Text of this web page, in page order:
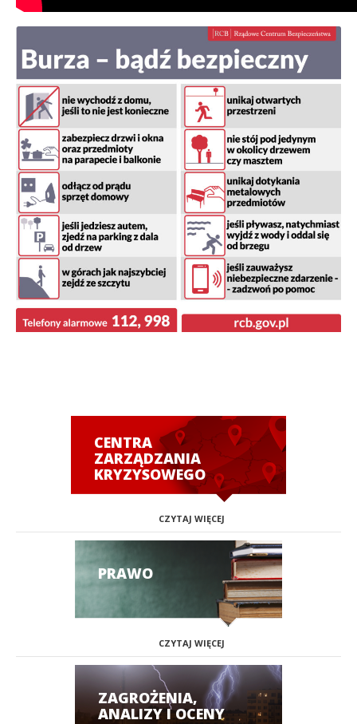
CENTRA
ZARZĄDZANIA
KRYZYSOWEGO
CZYTAJ WIĘCEJ
PRAWO
CZYTAJ WIĘCEJ
ZAGROŻENIA,
ANALIZY I OCENY